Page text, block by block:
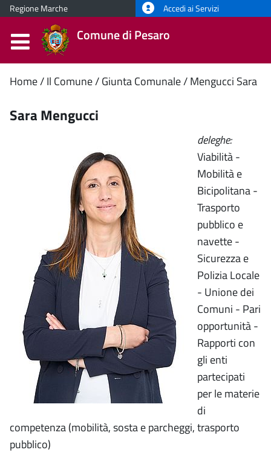
Regione Marche Accedi ai Servizi
Comune di Pesaro
Contenuto
principale
Home Il Comune Giunta Comunale Mengucci Sara
Sara Mengucci
deleghe:
Viabilità -
Mobilità e
Bicipolitana -
Trasporto
pubblico e
navette -
Sicurezza e
Polizia Locale
- Unione dei
Comuni - Pari
opportunità -
Rapporti con
gli enti
partecipati
per le materie
di
competenza (mobilità, sosta e parcheggi, trasporto
pubblico)